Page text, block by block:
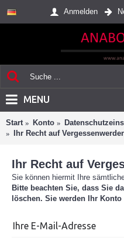
Anmelden
MENU
Start Konto
Ihr Recht auf
Ihr Recht auf
Sie können hiermit Ihre
Bitte beachten Sie, dass Sie
löschen. Sie werden Ihr
Ihre E-Mail-Adresse